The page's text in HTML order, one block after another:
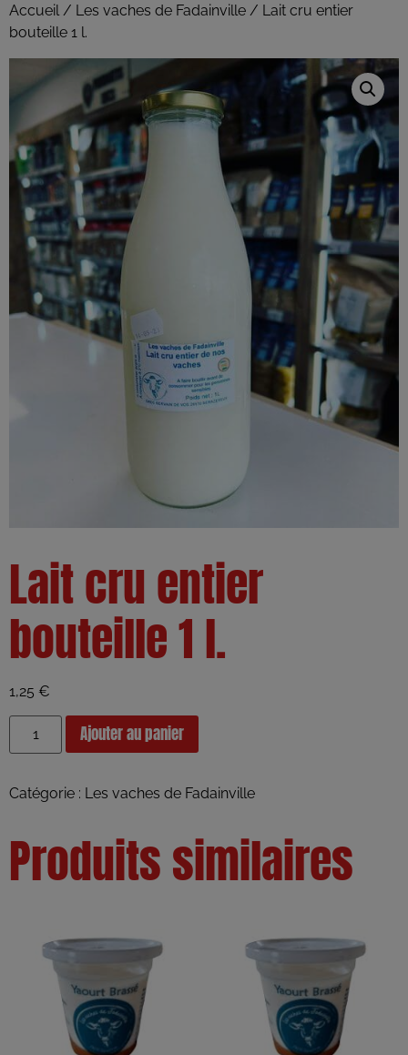
Accueil/ Les vaches de Fadainville / Lait cru entier
bouteille 1 l.
Lait cru entier
bouteille 1 l.
1,25 €
Ajouter au panier
Catégorie : Les vaches de Fadainville
Produits similaires